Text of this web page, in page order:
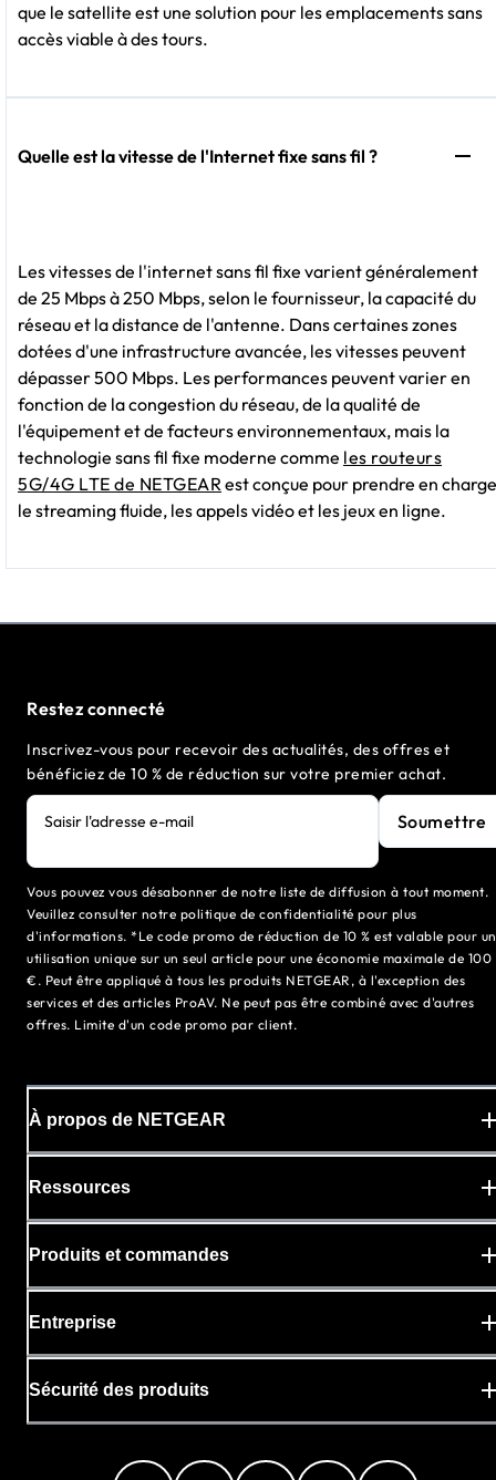
que le satellite est une solution pour les emplacements sans
accès viable à des tours.
Quelle est la vitesse de l'Internet fixe sans fil ?
Les vitesses de l'internet sans fil fixe varient généralement
de 25 Mbps à 250 Mbps, selon le fournisseur, la capacité du
réseau et la distance de l'antenne. Dans certaines zones
dotées d'une infrastructure avancée, les vitesses peuvent
dépasser 500 Mbps. Les performances peuvent varier en
fonction de la congestion du réseau, de la qualité de
l'équipement et de facteurs environnementaux, mais la
technologie sans fil fixe moderne comme les routeurs
5G/4G LTE de NETGEARest conçue pour prendre en charge
le streaming fluide, les appels vidéo et les jeux en ligne.
Restez connecté
Inscrivez-vous pour recevoir des actualités, des offres et
bénéficiez de 10 % de réduction sur votre premier achat.
Saisir l'adresse e-mail Soumettre
Vous pouvez vous désabonner de notre liste de diffusion à tout moment.
Veuillez consulter notre politique de confidentialité pour plus
d'informations. *Le code promo de réduction de 10 % est valable pour
utilisation unique sur un seul article pour une économie maximale de 100
€. Peut être appliqué à tous les produits NETGEAR, à l'exception des
services et des articles ProAV. Ne peut pas être combiné avec d'autres
offres. Limite d'un code promo par client.
À propos de NETGEAR
Ressources
Produits et commandes
Entreprise
Sécurité des produits